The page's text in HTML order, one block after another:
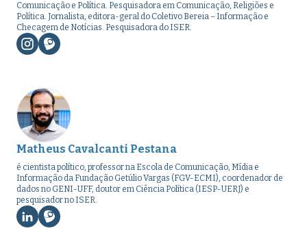
Comunicação e Política. Pesquisadora em Comunicação, Religiões e
Política. Jornalista, editora-geral do Coletivo Bereia – Informação e
Checagem de Notícias. Pesquisadora do ISER.
Matheus Cavalcanti Pestana
é cientista político, professor na Escola de Comunicação, Mídia e
Informação da Fundação Getúlio Vargas (FGV-ECMI), coordenador de
dados no GENI-UFF, doutor em Ciência Política (IESP-UERJ) e
pesquisador no ISER.